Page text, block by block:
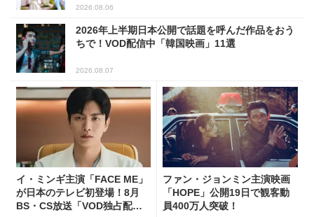
2026.08.06
2026年上半期日本公開で話題を呼んだ作品をおう
ちで！VOD配信中「韓国映画」11選
2026.08.07
イ・ミンギ主演「FACE ME」
が日本のテレビ初登場！8月
BS・CS放送「VOD独占配
ファン・ジョンミン主演映画
「HOPE」公開19日で観客動
員400万人突破！